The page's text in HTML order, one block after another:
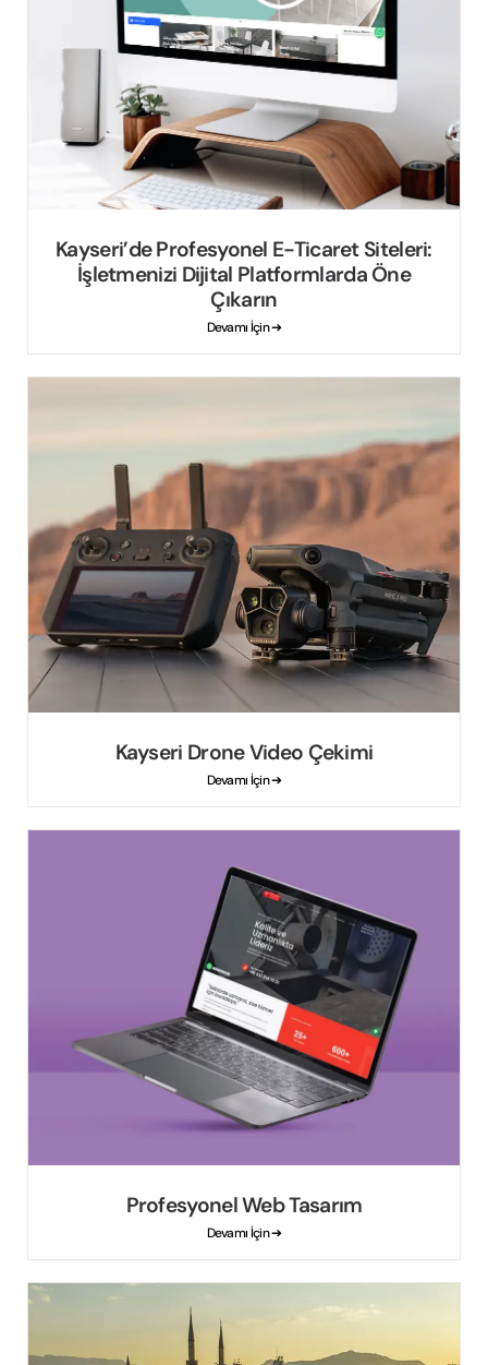
Kayseri’de Profesyonel E-Ticaret Siteleri:
İşletmenizi Dijital Platformlarda Öne
Çıkarın
Devamı İçin ➔
Kayseri Drone Video Çekimi
Devamı İçin ➔
Profesyonel Web Tasarım
Devamı İçin ➔